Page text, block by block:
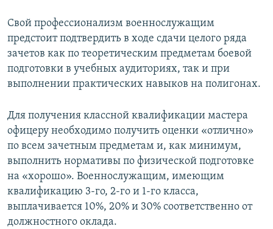
Свой профессионализм военнослужащим
предстоит подтвердить в ходе сдачи целого ряда
зачетов как по теоретическим предметам боевой
подготовки в учебных аудиториях, так и при
выполнении практических навыков на полигонах.
Для получения классной квалификации мастера
офицеру необходимо получить оценки «отлично»
по всем зачетным предметам и, как минимум,
выполнить нормативы по физической подготовке
на «хорошо». Военнослужащим, имеющим
квалификацию 3-го, 2-го и 1-го класса,
выплачивается 10%, 20% и 30% соответственно от
должностного оклада.